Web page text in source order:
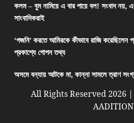
কলম – বুম নামিয়ে এ বার পায়ে বল! সংবাদ নয়,
সাংবাদিকরাই
‘গজনি’ করতে আমিরকে কীভাবে রাজি করেছিলেন
প্রকাশ্যে গোপন তথ্য
অসমে বন্যায় আটকে মা, কান্না সামলে ত্রাণ
All Rights Reserved 2026 |
AADITION